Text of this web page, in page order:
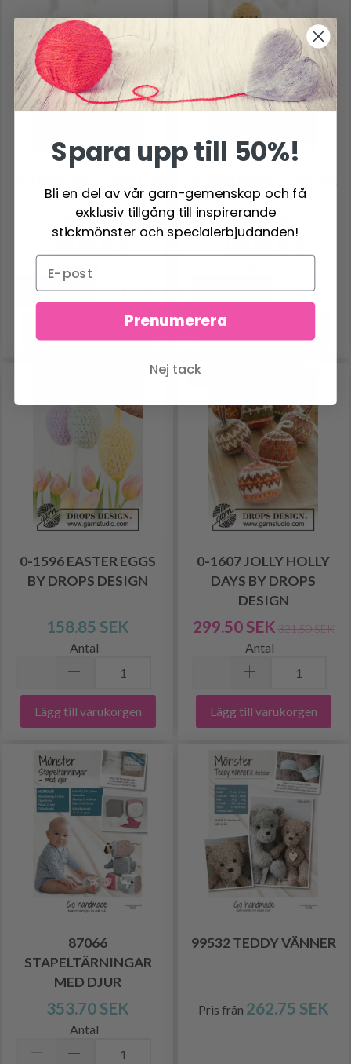
HATCH BY DROPS
DESIGN
Lägg till varukorgen
HATCH BY DROPS
DESIGN
158.85 SEK
Lägg till varukorgen
0-1596 EASTER EGGS
BY DROPS DESIGN
158.85 SEK
Antal
Lägg till varukorgen
0-1607 JOLLY HOLLY
DAYS BY DROPS
DESIGN
299.50 SEK 321.50 SEK
Antal
Lägg till varukorgen
87066
STAPELTÄRNINGAR
MED DJUR
353.70 SEK
Antal
99532 TEDDY VÄNNER
Pris från 262.75 SEK
Spara upp till 50%!
Bli en del av vår garn-gemenskap och få
exklusiv tillgång till inspirerande
stickmönster och specialerbjudanden!
Prenumerera
Nej tack